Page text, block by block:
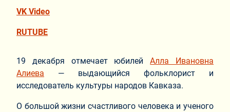
VK Video
RUTUBE
19 декабря отмечает юбилейАлла Ивановна
Алиева — выдающийся фольклорист и
исследователь культуры народов Кавказа.
О большой жизни счастливого человека и ученого